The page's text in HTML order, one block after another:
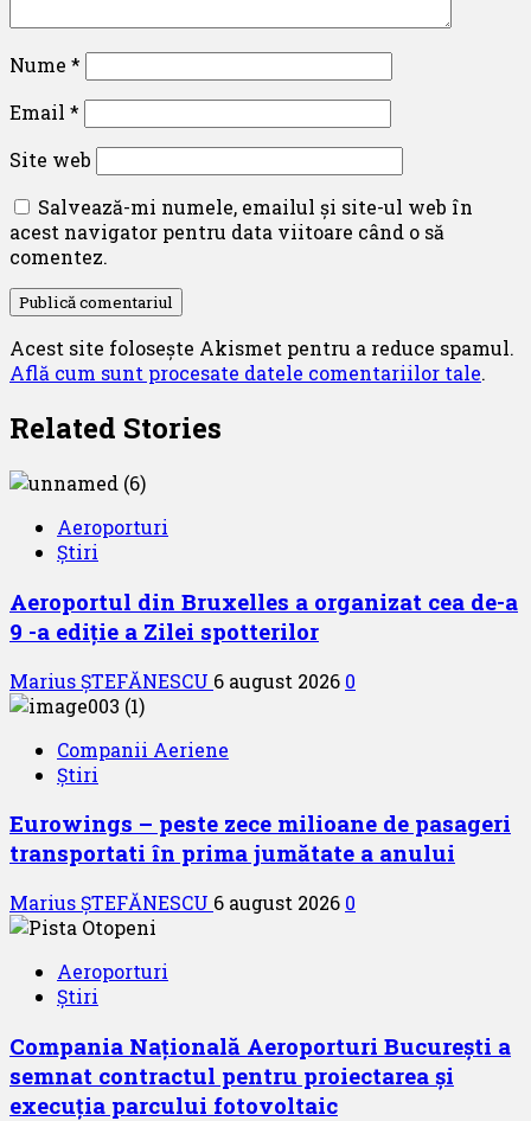
Nume *
Email *
Site web
Salvează-mi numele, emailul și site-ul web în
acest navigator pentru data viitoare când o să
comentez.
Acest site folosește Akismet pentru a reduce spamul.
Află cum sunt procesate datele comentariilor tale.
Related Stories
Aeroporturi
Știri
Aeroportul din Bruxelles a organizat cea de-a
9 -a ediție a Zilei spotterilor
Marius ȘTEFĂNESCU 6 august 2026 0
Companii Aeriene
Știri
Eurowings – peste zece milioane de pasageri
transportati în prima jumătate a anului
Marius ȘTEFĂNESCU 6 august 2026 0
Aeroporturi
Știri
Compania Națională Aeroporturi București a
semnat contractul pentru proiectarea și
execuția parcului fotovoltaic